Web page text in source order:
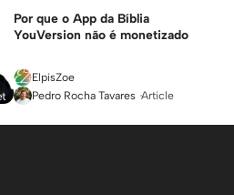
Por que o App da Bíblia
YouVersion não é monetizado
ElpisZoe
Pedro Rocha Tavares Article